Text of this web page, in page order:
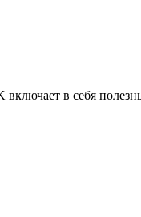
в себя